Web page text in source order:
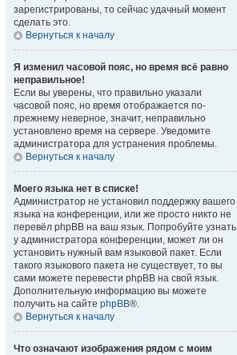
зарегистрированы, то сейчас удачный момент
сделать это.
Вернуться к началу
Я изменил часовой пояс, но время всё равно
неправильное!
Если вы уверены, что правильно указали
часовой пояс, но время отображается по-
прежнему неверное, значит, неправильно
установлено время на сервере. Уведомите
администратора для устранения проблемы.
Вернуться к началу
Моего языка нет в списке!
Администратор не установил поддержку вашего
языка на конференции, или же просто никто не
перевёл phpBB на ваш язык. Попробуйте узнать
у администратора конференции, может ли он
установить нужный вам языковой пакет. Если
такого языкового пакета не существует, то вы
сами можете перевести phpBB на свой язык.
Дополнительную информацию вы можете
получить на сайте phpBB®.
Вернуться к началу
Что означают изображения рядом с моим